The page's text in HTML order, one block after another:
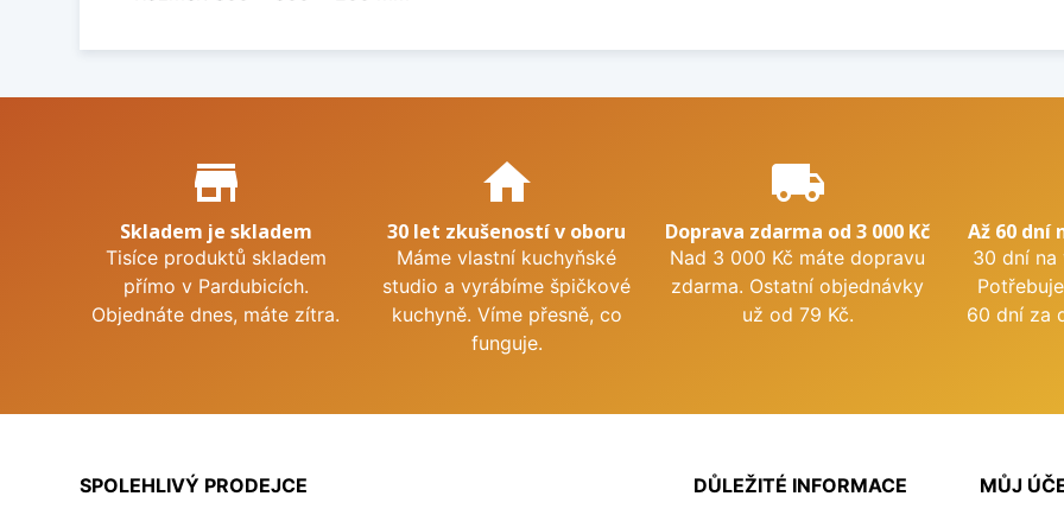
Proč nakupovat u nás?
store_mall_directory
Skladem je skladem
Tisíce produktů skladem
přímo v Pardubicích.
Objednáte dnes, máte zítra.
home
30 let zkušeností v oboru
Máme vlastní kuchyňské
studio a vyrábíme špičkové
kuchyně. Víme přesně, co
funguje.
local_shipping
Doprava zdarma od 3 000 Kč
Nad 3 000 Kč máte dopravu
zdarma. Ostatní objednávky
už od 79 Kč.
Až 60 dní
30 dní na
60 dní za
SPOLEHLIVÝ PRODEJCE
DŮLEŽITÉ INFORMACE
MŮJ